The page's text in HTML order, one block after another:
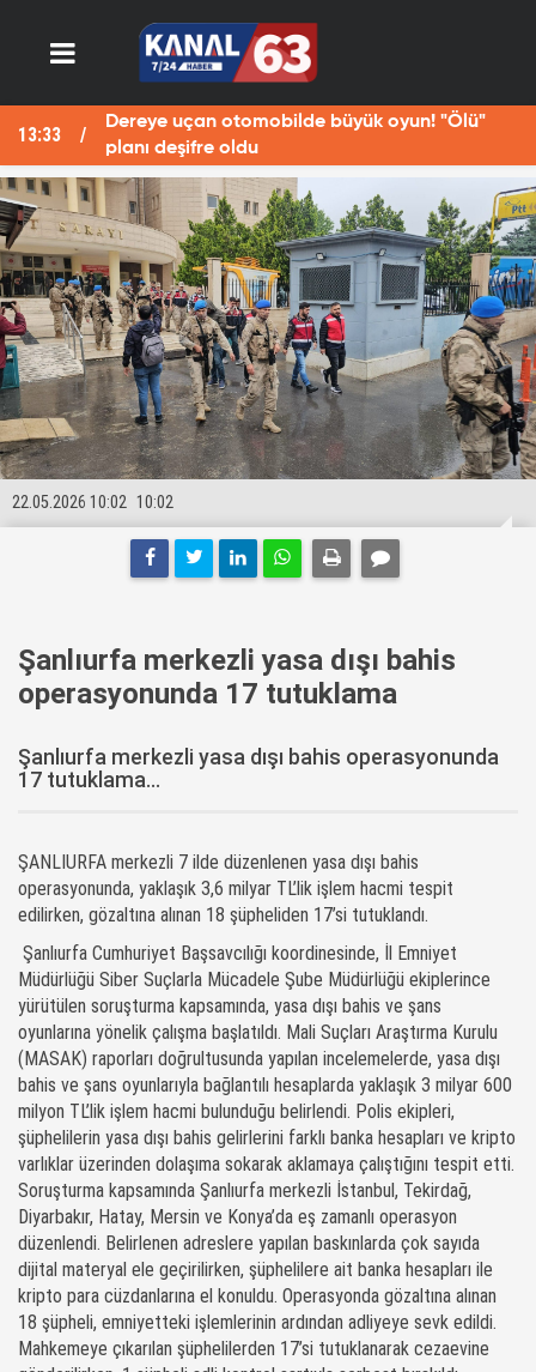
13:33
Dereye uçan otomobilde büyük oyun! "Ölü"
planı deşifre oldu
10:02
22.05.2026 10:02
Şanlıurfa merkezli yasa dışı bahis
operasyonunda 17 tutuklama
Şanlıurfa merkezli yasa dışı bahis operasyonunda
17 tutuklama...
ŞANLIURFA merkezli 7 ilde düzenlenen yasa dışı bahis
operasyonunda, yaklaşık 3,6 milyar TL’lik işlem hacmi tespit
edilirken, gözaltına alınan 18 şüpheliden 17’si tutuklandı.
Şanlıurfa Cumhuriyet Başsavcılığı koordinesinde, İl Emniyet
Müdürlüğü Siber Suçlarla Mücadele Şube Müdürlüğü ekiplerince
yürütülen soruşturma kapsamında, yasa dışı bahis ve şans
oyunlarına yönelik çalışma başlatıldı. Mali Suçları Araştırma Kurulu
(MASAK) raporları doğrultusunda yapılan incelemelerde, yasa dışı
bahis ve şans oyunlarıyla bağlantılı hesaplarda yaklaşık 3 milyar 600
milyon TL’lik işlem hacmi bulunduğu belirlendi. Polis ekipleri,
şüphelilerin yasa dışı bahis gelirlerini farklı banka hesapları ve kripto
varlıklar üzerinden dolaşıma sokarak aklamaya çalıştığını tespit etti.
Soruşturma kapsamında Şanlıurfa merkezli İstanbul, Tekirdağ,
Diyarbakır, Hatay, Mersin ve Konya’da eş zamanlı operasyon
düzenlendi. Belirlenen adreslere yapılan baskınlarda çok sayıda
dijital materyal ele geçirilirken, şüphelilere ait banka hesapları ile
kripto para cüzdanlarına el konuldu. Operasyonda gözaltına alınan
18 şüpheli, emniyetteki işlemlerinin ardından adliyeye sevk edildi.
Mahkemeye çıkarılan şüphelilerden 17’si tutuklanarak cezaevine